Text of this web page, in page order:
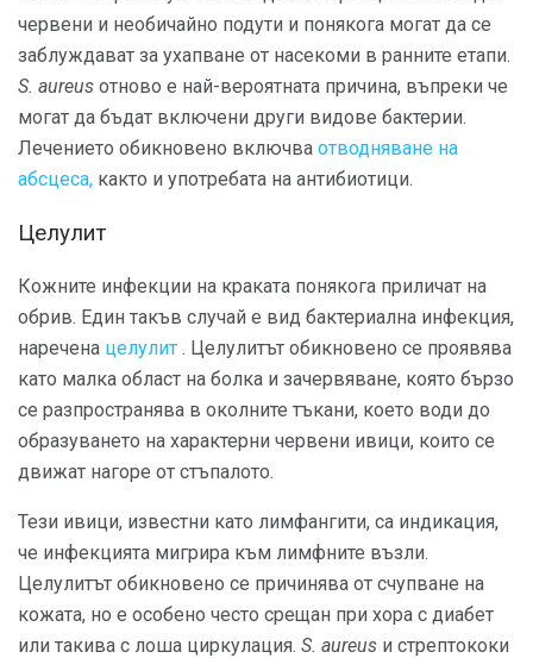
червени и необичайно подути и понякога могат да се
заблуждават за ухапване от насекоми в ранните етапи.
S. aureus отново е най-вероятната причина, въпреки че
могат да бъдат включени други видове бактерии.
Лечението обикновено включва отводняване на
абсцеса, както и употребата на антибиотици.
Целулит
Кожните инфекции на краката понякога приличат на
обрив. Един такъв случай е вид бактериална инфекция,
наречена целулит . Целулитът обикновено се проявява
като малка област на болка и зачервяване, която бързо
се разпространява в околните тъкани, което води до
образуването на характерни червени ивици, които се
движат нагоре от стъпалото.
Тези ивици, известни като лимфангити, са индикация,
че инфекцията мигрира към лимфните възли.
Целулитът обикновено се причинява от счупване на
кожата, но е особено често срещан при хора с диабет
или такива с лоша циркулация. S. aureus и стрептококи